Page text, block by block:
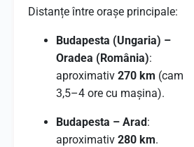
Distanțe între orașe principale:
Budapesta (Ungaria) –
Oradea (România):
aproximativ 270 km (cam
3,5–4 ore cu mașina).
Budapesta – Arad:
aproximativ 280 km.